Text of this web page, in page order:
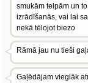
smukām telpām un
izrādīšanās, vai lai
nekā tēlojot biezo
Rāmā jau nu tieši
Gaļēdājam vieglāk